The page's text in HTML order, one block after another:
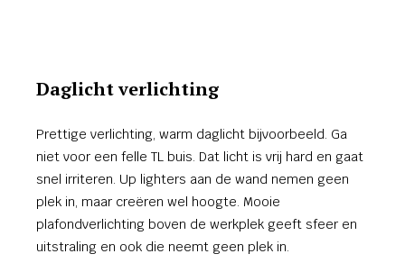
Daglicht verlichting
Prettige verlichting, warm daglicht bijvoorbeeld. Ga
niet voor een felle TL buis. Dat licht is vrij hard en gaat
snel irriteren. Up lighters aan de wand nemen geen
plek in, maar creëren wel hoogte. Mooie
plafondverlichting boven de werkplek geeft sfeer en
uitstraling en ook die neemt geen plek in.